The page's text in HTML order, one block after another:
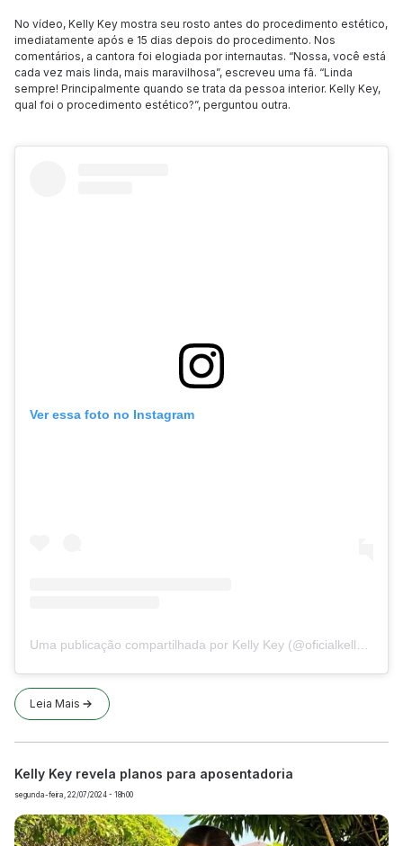
No vídeo, Kelly Key mostra seu rosto antes do procedimento estético,
imediatamente após e 15 dias depois do procedimento. Nos
comentários, a cantora foi elogiada por internautas. “Nossa, você está
cada vez mais linda, mais maravilhosa”, escreveu uma fã. “Linda
sempre! Principalmente quando se trata da pessoa interior. Kelly Key,
qual foi o procedimento estético?”, perguntou outra.
Ver essa foto no Instagram
Uma publicação compartilhada por Kelly Key (@oficialkellykey)
Leia Mais
Kelly Key revela planos para aposentadoria
segunda-feira, 22/07/2024 - 18h00